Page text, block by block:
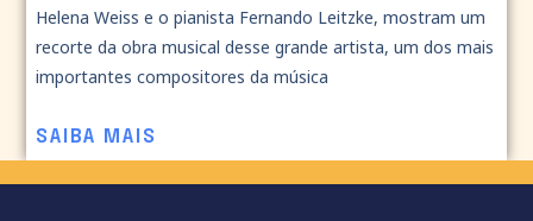
Helena Weiss e o pianista Fernando Leitzke, mostram um
recorte da obra musical desse grande artista, um dos mais
importantes compositores da música
SAIBA MAIS